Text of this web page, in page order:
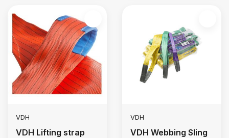
VDH
VDH Lifting strap
VDH
VDH Webbing Sling